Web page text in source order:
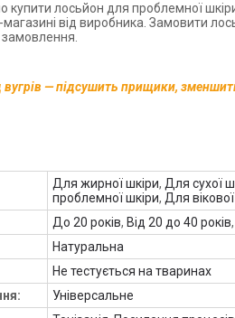
лосьйон для проблемної
від виробника. Замовити
вугрів — підсушить прищики,
Для жирної шкіри, Для сухої
проблемної шкіри, Для
До 20 років, Від 20 до 40 років,
Натуральна
Не тестується на тваринах
Універсальне